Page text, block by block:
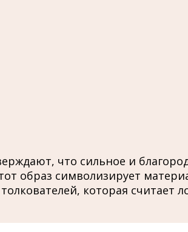
что сильное и
образ символизирует
которая считает